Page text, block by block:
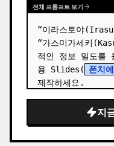
전체 프롬프트 보기
“이라스토야
“가스미가세키
적인 정보 밀도를
용 Slides(
폰치
제작하세요.
지